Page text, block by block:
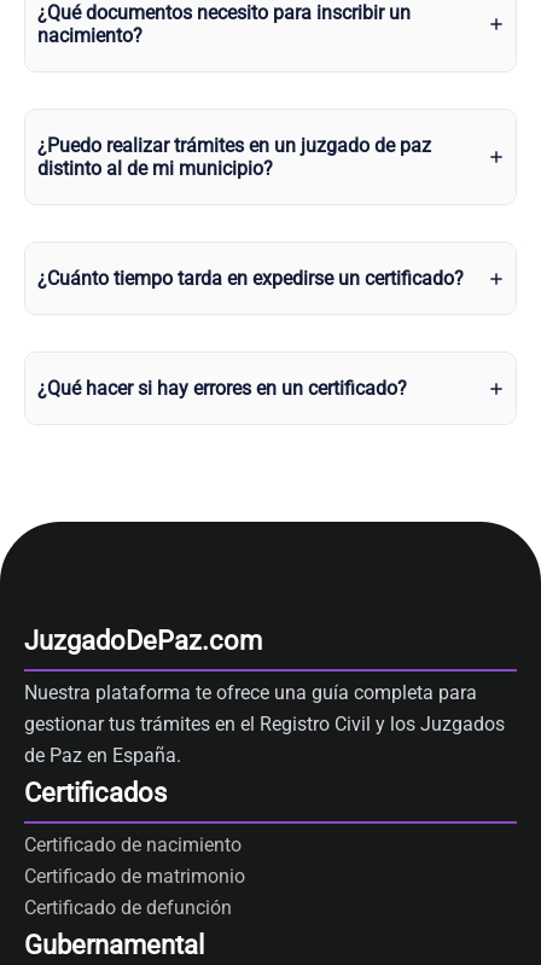
¿Qué documentos necesito para inscribir un
nacimiento?
¿Puedo realizar trámites en un juzgado de paz
distinto al de mi municipio?
¿Cuánto tiempo tarda en expedirse un certificado?
¿Qué hacer si hay errores en un certificado?
JuzgadoDePaz.com
Nuestra plataforma te ofrece una guía completa para
gestionar tus trámites en el Registro Civil y los Juzgados
de Paz en España.
Certificados
Certificado de nacimiento
Certificado de matrimonio
Certificado de defunción
Gubernamental